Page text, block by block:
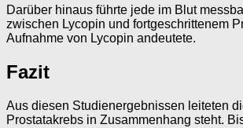
Darüber hinaus führte jede im Blut
zwischen Lycopin und fortgeschrittenem
Aufnahme von Lycopin andeutete.
Fazit
Aus diesen Studienergebnissen leiteten
Prostatakrebs in Zusammenhang steht.